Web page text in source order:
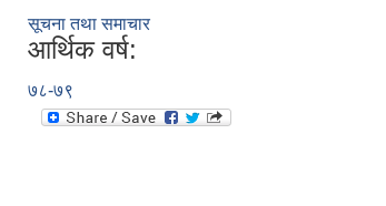
सूचना तथा समाचार
आर्थिक वर्ष:
७८-७९